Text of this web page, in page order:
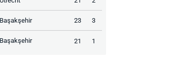
23 3
21 1